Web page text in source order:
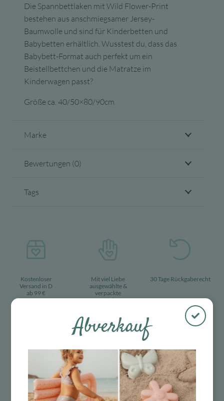
Die Spannbettlaken mit Wild Flower-Print
bestehen aus anschmiegsamer Jersey-
Baumwolle und sind für Kinderbetten und
Babybetten erhältlich. Wusstest du, dass das
Babybett-Format auch perfekt um ein
Beistellbettchen und die Matratze im
Kinderwagen passt?
Größe ca. 40/50×80/90cm
Marke
Bewertungen (0)
Tags
Kostenloser
Versand in D
ab 99 €
Mit viel Liebe
ausgewählte &
verpackte
Produkte
30 Tage Rückgaberecht
Das Passt dazu
Abverkauf